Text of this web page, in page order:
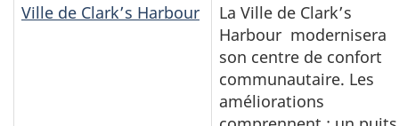
Ville de Clark’s Harbour
La Ville de Clark’s
Harbour modernisera
son centre de confort
communautaire. Les
améliorations